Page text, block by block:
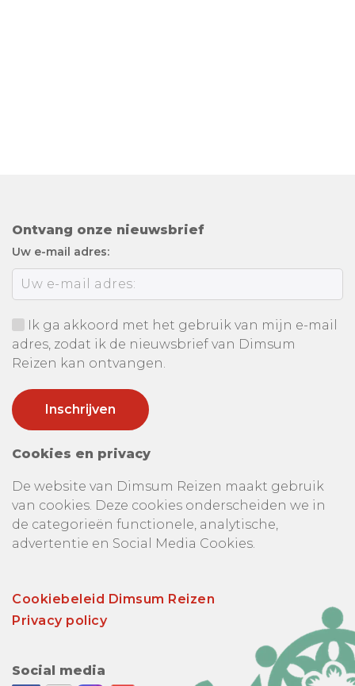
Ontvang onze nieuwsbrief
Uw e-mail adres:
Ik ga akkoord met het gebruik van mijn e-mail
adres, zodat ik de nieuwsbrief van Dimsum
Reizen kan ontvangen.
Cookies en privacy
De website van Dimsum Reizen maakt gebruik
van cookies. Deze cookies onderscheiden we in
de categorieën functionele, analytische,
advertentie en Social Media Cookies.
Cookiebeleid Dimsum Reizen
Privacy policy
Social media